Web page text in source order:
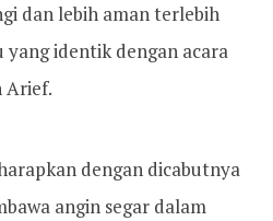
dan lebih aman terlebih
identik dengan acara
Arief.
dengan dicabutnya
angin segar dalam